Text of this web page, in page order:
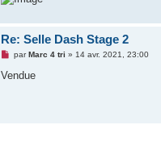
Re: Selle Dash Stage 2
M
s
parMarc 4 tri » 14 avr. 2021, 23:00
Vendue